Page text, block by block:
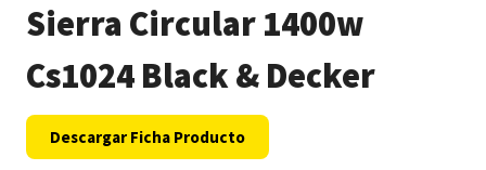
Sierra Circular 1400w
Cs1024 Black & Decker
Descargar Ficha Producto